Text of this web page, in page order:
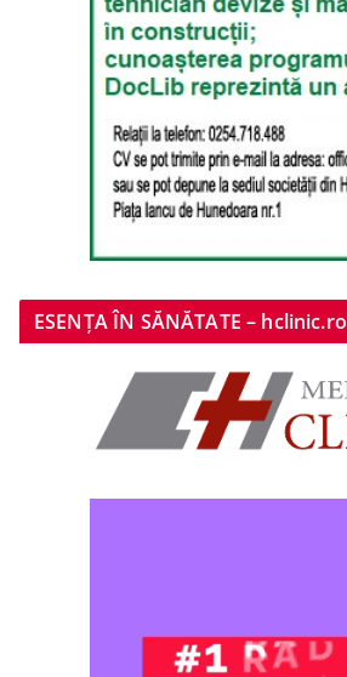
ESENȚA ÎN SĂNĂTATE – hclinic.ro